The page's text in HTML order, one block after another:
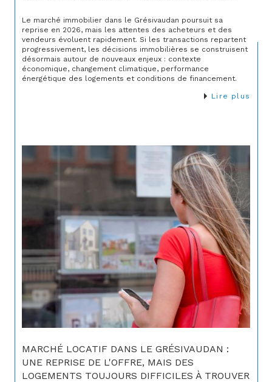
Le marché immobilier dans le Grésivaudan poursuit sa
reprise en 2026, mais les attentes des acheteurs et des
vendeurs évoluent rapidement. Si les transactions repartent
progressivement, les décisions immobilières se construisent
désormais autour de nouveaux enjeux : contexte
économique, changement climatique, performance
énergétique des logements et conditions de financement.
Lire plus
MARCHÉ LOCATIF DANS LE GRÉSIVAUDAN :
UNE REPRISE DE L'OFFRE, MAIS DES
LOGEMENTS TOUJOURS DIFFICILES À TROUVER